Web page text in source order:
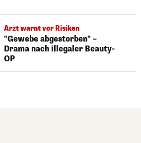
Arzt warnt vor Risiken
"Gewebe abgestorben" –
Drama nach illegaler Beauty-
OP